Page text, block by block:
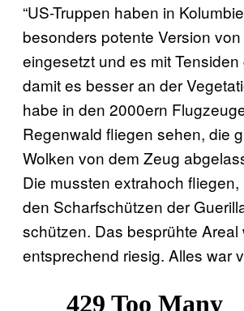
“US-Truppen haben in
besonders potente Version
eingesetzt und es mit Tensiden
damit es besser an der
habe in den 2000ern
Regenwald fliegen sehen, die
Wolken von dem Zeug
Die mussten extrahoch
den Scharfschützen der
schützen. Das besprühte Areal
entsprechend riesig. Alles war